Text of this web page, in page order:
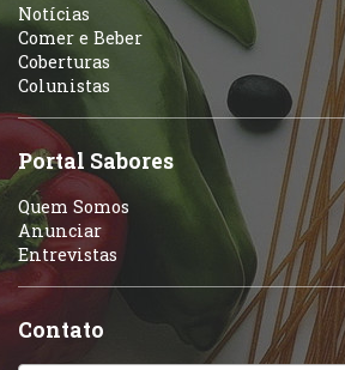
Notícias
Comer e Beber
Coberturas
Colunistas
Portal Sabores
Quem Somos
Anunciar
Entrevistas
Contato